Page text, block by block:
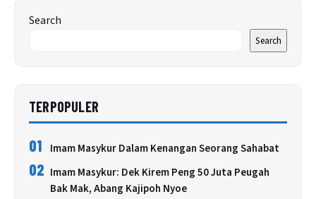
Search
Search
TERPOPULER
01 Imam Masykur Dalam Kenangan Seorang Sahabat
02 Imam Masykur: Dek Kirem Peng 50 Juta Peugah
Bak Mak, Abang Kajipoh Nyoe